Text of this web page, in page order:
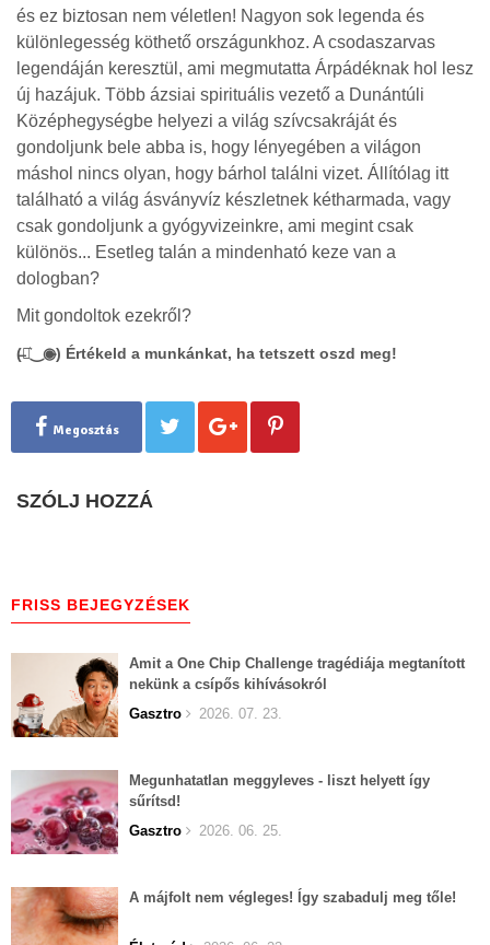
és ez biztosan nem véletlen! Nagyon sok legenda és
különlegesség köthető országunkhoz. A csodaszarvas
legendáján keresztül, ami megmutatta Árpádéknak hol lesz
új hazájuk. Több ázsiai spirituális vezető a Dunántúli
Középhegységbe helyezi a világ szívcsakráját és
gondoljunk bele abba is, hogy lényegében a világon
máshol nincs olyan, hogy bárhol találni vizet. Állítólag itt
található a világ ásványvíz készletnek kétharmada, vagy
csak gondoljunk a gyógyvizeinkre, ami megint csak
különös... Esetleg talán a mindenható keze van a
dologban?
Mit gondoltok ezekről?
(̶◉͛‿◉̶) Értékeld a munkánkat, ha tetszett oszd meg!
Megosztás
SZÓLJ HOZZÁ
FRISS BEJEGYZÉSEK
Amit a One Chip Challenge tragédiája megtanított
nekünk a csípős kihívásokról
Gasztro
2026. 07. 23.
Megunhatatlan meggyleves - liszt helyett így
sűrítsd!
Gasztro
2026. 06. 25.
A májfolt nem végleges! Így szabadulj meg tőle!